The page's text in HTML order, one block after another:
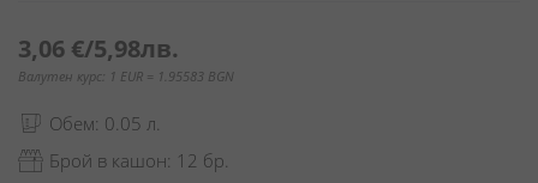
3,06 €/5,98лв.
Валутен курс: 1 EUR = 1.95583 BGN
Обем: 0.05 л.
Брой в кашон: 12 бр.